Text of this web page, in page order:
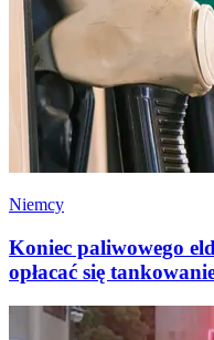
Niemcy
Koniec paliwowego
opłacać się